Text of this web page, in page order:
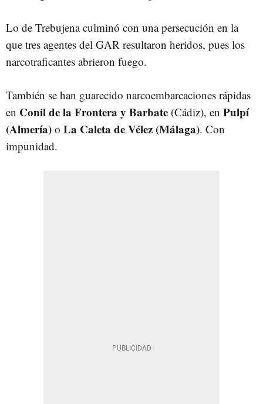
Lo de Trebujena culminó con una persecución en la
que tres agentes del GAR resultaron heridos, pues los
narcotraficantes abrieron fuego.
También se han guarecido narcoembarcaciones rápidas
en Conil de la Frontera y Barbate (Cádiz), en Pulpí
(Almería) o La Caleta de Vélez (Málaga). Con
impunidad.